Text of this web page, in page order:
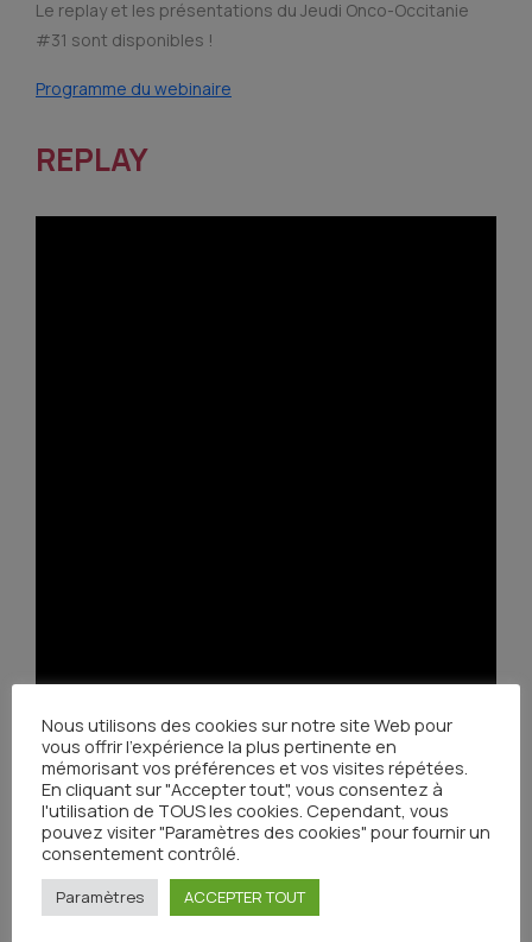
Le replay et les présentations du Jeudi Onco-Occitanie
#31 sont disponibles !
Programme du webinaire
REPLAY
Nous utilisons des cookies sur notre site Web pour
vous offrir l'expérience la plus pertinente en
mémorisant vos préférences et vos visites répétées.
En cliquant sur "Accepter tout", vous consentez à
l'utilisation de TOUS les cookies. Cependant, vous
pouvez visiter "Paramètres des cookies" pour fournir un
consentement contrôlé.
Paramètres ACCEPTER TOUT